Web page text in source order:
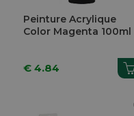
Peinture Acrylique
Color Magenta 100ml
€ 4.84